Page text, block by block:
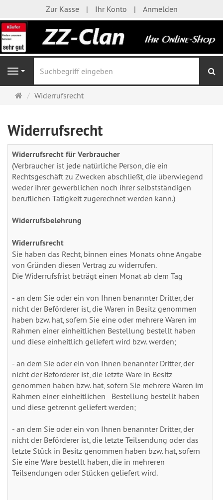
Zur Kasse Ihr Konto Anmelden
Navigation
Startseite
Widerrufsrecht
Widerrufsrecht
Widerrufsrecht für Verbraucher
(Verbraucher ist jede natürliche Person, die ein
Rechtsgeschäft zu Zwecken abschließt, die überwiegend
weder ihrer gewerblichen noch ihrer selbstständigen
beruflichen Tätigkeit zugerechnet werden kann.)
Widerrufsbelehrung
Widerrufsrecht
Sie haben das Recht, binnen eines Monats ohne Angabe
von Gründen diesen Vertrag zu widerrufen.
Die Widerrufsfrist beträgt einen Monat ab dem Tag
- an dem Sie oder ein von Ihnen benannter Dritter, der
nicht der Beförderer ist, die Waren in Besitz genommen
haben bzw. hat, sofern Sie eine oder mehrere Waren im
Rahmen einer einheitlichen Bestellung bestellt haben
und diese einheitlich geliefert wird bzw. werden;
- an dem Sie oder ein von Ihnen benannter Dritter, der
nicht der Beförderer ist, die letzte Ware in Besitz
genommen haben bzw. hat, sofern Sie mehrere Waren im
Rahmen einer einheitlichen Bestellung bestellt haben
und diese getrennt geliefert werden;
- an dem Sie oder ein von Ihnen benannter Dritter, der
nicht der Beförderer ist, die letzte Teilsendung oder das
letzte Stück in Besitz genommen haben bzw. hat, sofern
Sie eine Ware bestellt haben, die in mehreren
Teilsendungen oder Stücken geliefert wird.